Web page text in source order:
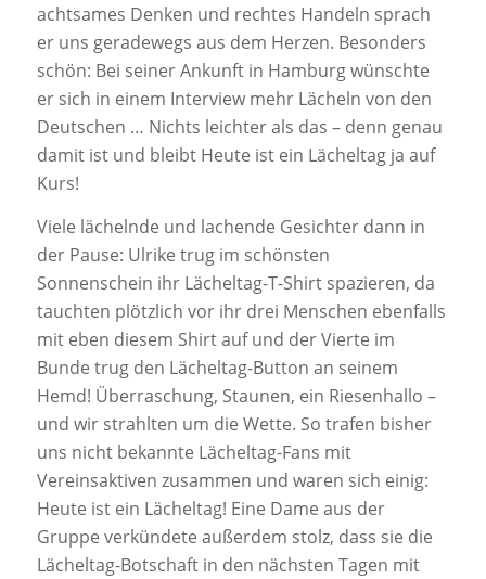
achtsames Denken und rechtes Handeln sprach
er uns geradewegs aus dem Herzen. Besonders
schön: Bei seiner Ankunft in Hamburg wünschte
er sich in einem Interview mehr Lächeln von den
Deutschen … Nichts leichter als das – denn genau
damit ist und bleibt Heute ist ein Lächeltag ja auf
Kurs!
Viele lächelnde und lachende Gesichter dann in
der Pause: Ulrike trug im schönsten
Sonnenschein ihr Lächeltag-T-Shirt spazieren, da
tauchten plötzlich vor ihr drei Menschen ebenfalls
mit eben diesem Shirt auf und der Vierte im
Bunde trug den Lächeltag-Button an seinem
Hemd! Überraschung, Staunen, ein Riesenhallo –
und wir strahlten um die Wette. So trafen bisher
uns nicht bekannte Lächeltag-Fans mit
Vereinsaktiven zusammen und waren sich einig:
Heute ist ein Lächeltag! Eine Dame aus der
Gruppe verkündete außerdem stolz, dass sie die
Lächeltag-Botschaft in den nächsten Tagen mit